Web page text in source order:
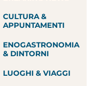
CULTURA &
APPUNTAMENTI
ENOGASTRONOMIA
& DINTORNI
LUOGHI & VIAGGI